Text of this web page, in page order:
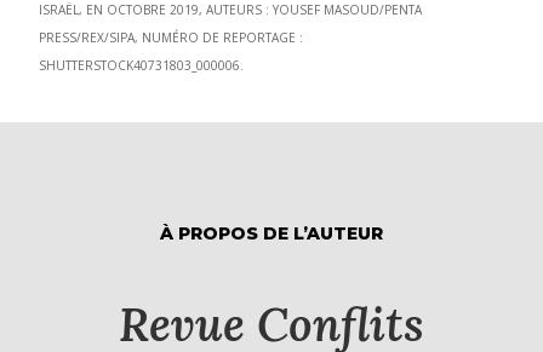
ISRAËL, EN OCTOBRE 2019, AUTEURS : YOUSEF MASOUD/PENTA
PRESS/REX/SIPA, NUMÉRO DE REPORTAGE :
SHUTTERSTOCK40731803_000006.
À PROPOS DE L’AUTEUR
Revue Conflits